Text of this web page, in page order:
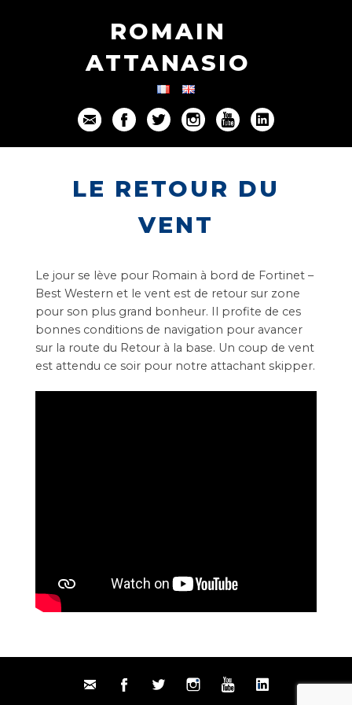
ROMAIN
ATTANASIO
LE RETOUR DU
VENT
Le jour se lève pour Romain à bord de Fortinet –
Best Western et le vent est de retour sur zone
pour son plus grand bonheur. Il profite de ces
bonnes conditions de navigation pour avancer
sur la route du Retour à la base. Un coup de vent
est attendu ce soir pour notre attachant skipper.